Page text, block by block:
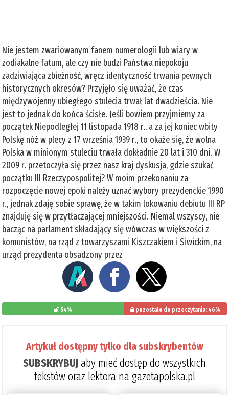
Nie jestem zwariowanym fanem numerologii lub wiary w
zodiakalne fatum, ale czy nie budzi Państwa niepokoju
zadziwiająca zbieżność, wręcz identyczność trwania pewnych
historycznych okresów? Przyjęło się uważać, że czas
międzywojenny ubiegłego stulecia trwał lat dwadzieścia. Nie
jest to jednak do końca ścisłe. Jeśli bowiem przyjmiemy za
początek Niepodległej 11 listopada 1918 r., a za jej koniec wbity
Polskę nóż w plecy z 17 września 1939 r., to okaże się, że wolna
Polska w minionym stuleciu trwała dokładnie 20 lat i 310 dni. W
2009 r. przetoczyła się przez nasz kraj dyskusja, gdzie szukać
początku III Rzeczypospolitej? W moim przekonaniu za
rozpoczęcie nowej epoki należy uznać wybory prezydenckie 1990
r., jednak zdaję sobie sprawę, że w takim lokowaniu debiutu III RP
znajduję się w przytłaczającej mniejszości. Niemal wszyscy, nie
bacząc na parlament składający się wówczas w większości z
komunistów, na rząd z towarzyszami Kiszczakiem i Siwickim, na
urząd prezydenta obsadzony przez
54% pozostało do przeczytania: 46%
Artykuł dostępny tylko dla subskrybentów
SUBSKRYBUJaby mieć dostęp do wszystkich
tekstów oraz lektora na gazetapolska.pl